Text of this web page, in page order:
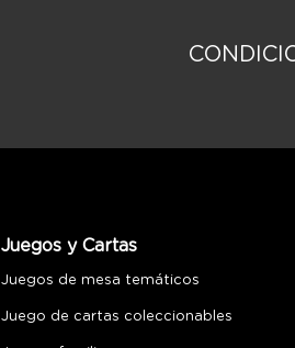
Juegos y Cartas
Juegos de mesa temáticos
Juego de cartas coleccionables